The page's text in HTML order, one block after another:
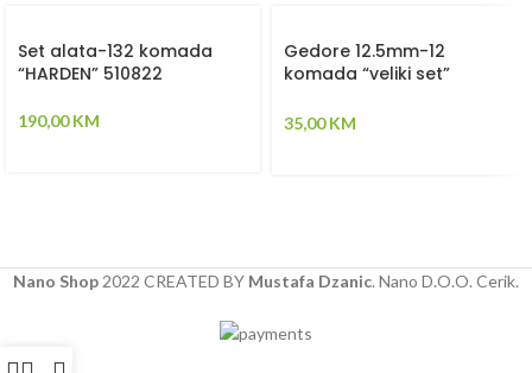
Set alata-132 komada
“HARDEN” 510822
190,00KM
Gedore 12.5mm-12
komada “veliki set”
35,00KM
Nano Shop2022 CREATED BY Mustafa Dzanic. Nano D.O.O. Cerik.